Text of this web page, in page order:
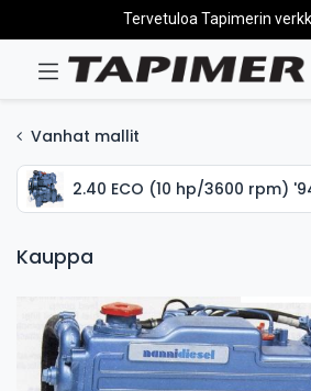
Tervetuloa Tapimerin
Vanhat mallit
2.40 ECO (10 hp/3600 rpm)
Kauppa